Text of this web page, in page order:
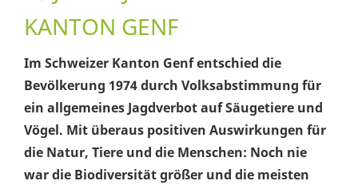
KANTON GENF
Im Schweizer Kanton Genf entschied die
Bevölkerung 1974 durch Volksabstimmung für
ein allgemeines Jagdverbot auf Säugetiere und
Vögel. Mit überaus positiven Auswirkungen für
die Natur, Tiere und die Menschen: Noch nie
war die Biodiversität größer und die meisten